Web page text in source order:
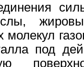
молекул
под